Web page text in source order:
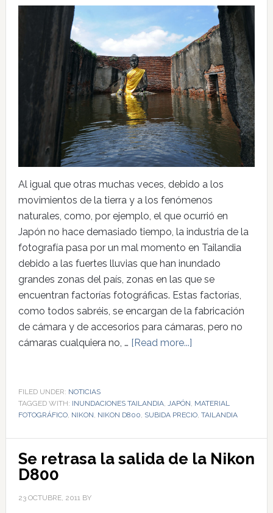
Al igual que otras muchas veces, debido a los
movimientos de la tierra y a los fenómenos
naturales, como, por ejemplo, el que ocurrió en
Japón no hace demasiado tiempo, la industria de la
fotografía pasa por un mal momento en Tailandia
debido a las fuertes lluvias que han inundado
grandes zonas del país, zonas en las que se
encuentran factorías fotográficas. Estas factorías,
como todos sabréis, se encargan de la fabricación
de cámara y de accesorios para cámaras, pero no
cámaras cualquiera no, … [Read more...]
FILED UNDER: NOTICIAS
TAGGED WITH: INUNDACIONES TAILANDIA, JAPÓN MATERIAL
FOTOGRÁFICO, NIKON NIKON D800 SUBIDA PRECIO, TAILANDIA
Se retrasa la salida de la Nikon
D800
23 OCTUBRE, 2011 BY